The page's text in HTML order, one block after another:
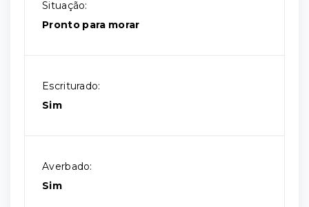
Situação:
Pronto para morar
Escriturado:
Sim
Averbado:
Sim